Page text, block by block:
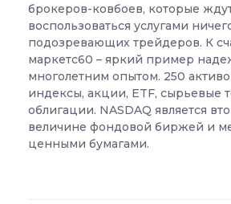
брокеров-ковбоев, которые
воспользоваться услугами
подозревающих трейдеров. К
маркетс60 – яркий пример
многолетним опытом. 250
индексы, акции, ETF, сырьевые
облигации. NASDAQ является
величине фондовой биржей и
ценными бумагами.